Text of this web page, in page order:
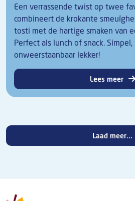
Een verrassende twist op twee
combineert de krokante
tosti met de hartige smaken van
Perfect als lunch of snack. Simpel,
onweerstaanbaar lekker!
Lees meer
Laad meer...